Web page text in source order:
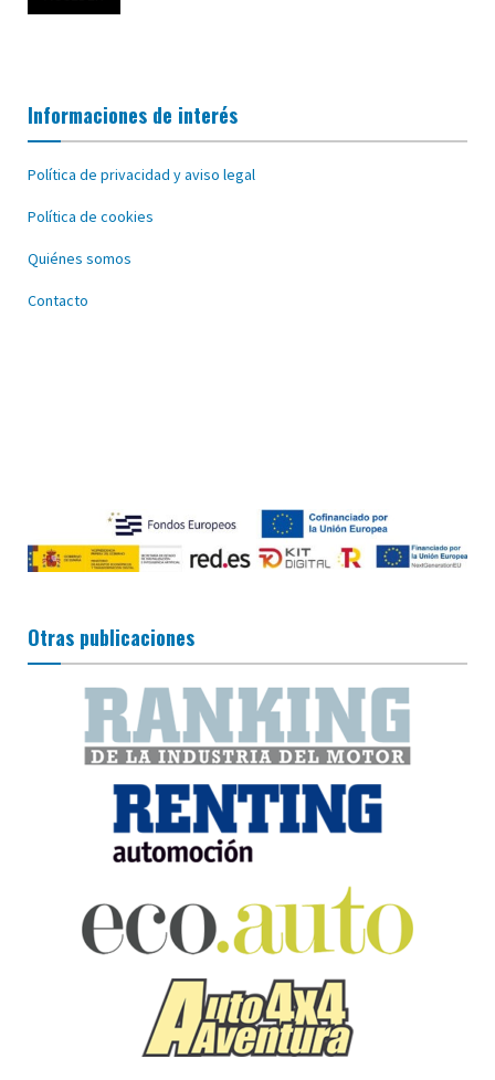
Informaciones de interés
Política de privacidad y aviso legal
Política de cookies
Quiénes somos
Contacto
Otras publicaciones